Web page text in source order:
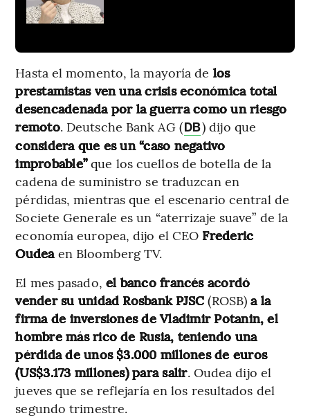
Hasta el momento, la mayoría de los
prestamistas ven una crisis económica total
desencadenada por la guerra como un riesgo
remoto. Deutsche Bank AG (DB) dijo que
considera que es un “caso negativo
improbable”que los cuellos de botella de la
cadena de suministro se traduzcan en
pérdidas, mientras que el escenario central de
Societe Generale es un “aterrizaje suave” de la
economía europea, dijo el CEO Frederic
Oudeaen Bloomberg TV.
El mes pasado, el banco francés acordó
vender su unidad Rosbank PJSC (ROSB)a la
firma de inversiones de Vladimir Potanin, el
hombre más rico de Rusia, teniendo una
pérdida de unos $3.000 millones de euros
(US$3.173 millones) para salir. Oudea dijo el
jueves que se reflejaría en los resultados del
segundo trimestre.